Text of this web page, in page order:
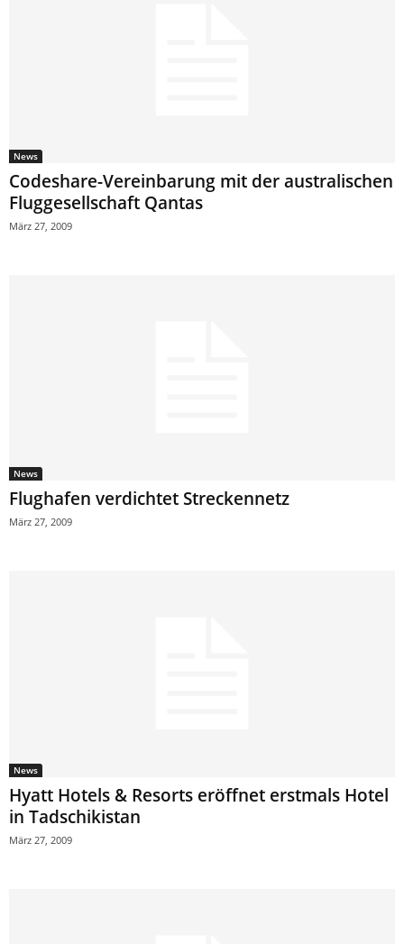
News
Codeshare-Vereinbarung mit der australischen
Fluggesellschaft Qantas
März 27, 2009
News
Flughafen verdichtet Streckennetz
März 27, 2009
News
Hyatt Hotels & Resorts eröffnet erstmals Hotel
in Tadschikistan
März 27, 2009